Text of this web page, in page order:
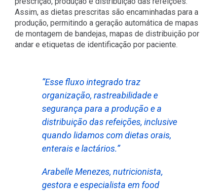
Assim, as dietas prescritas são encaminhadas para a
produção, permitindo a geração automática de mapas
de montagem de bandejas, mapas de distribuição por
andar e etiquetas de identificação por paciente.
“Esse fluxo integrado traz
organização, rastreabilidade e
segurança para a produção e a
distribuição das refeições, inclusive
quando lidamos com dietas orais,
enterais e lactários.”
Arabelle Menezes, nutricionista,
gestora e especialista em food